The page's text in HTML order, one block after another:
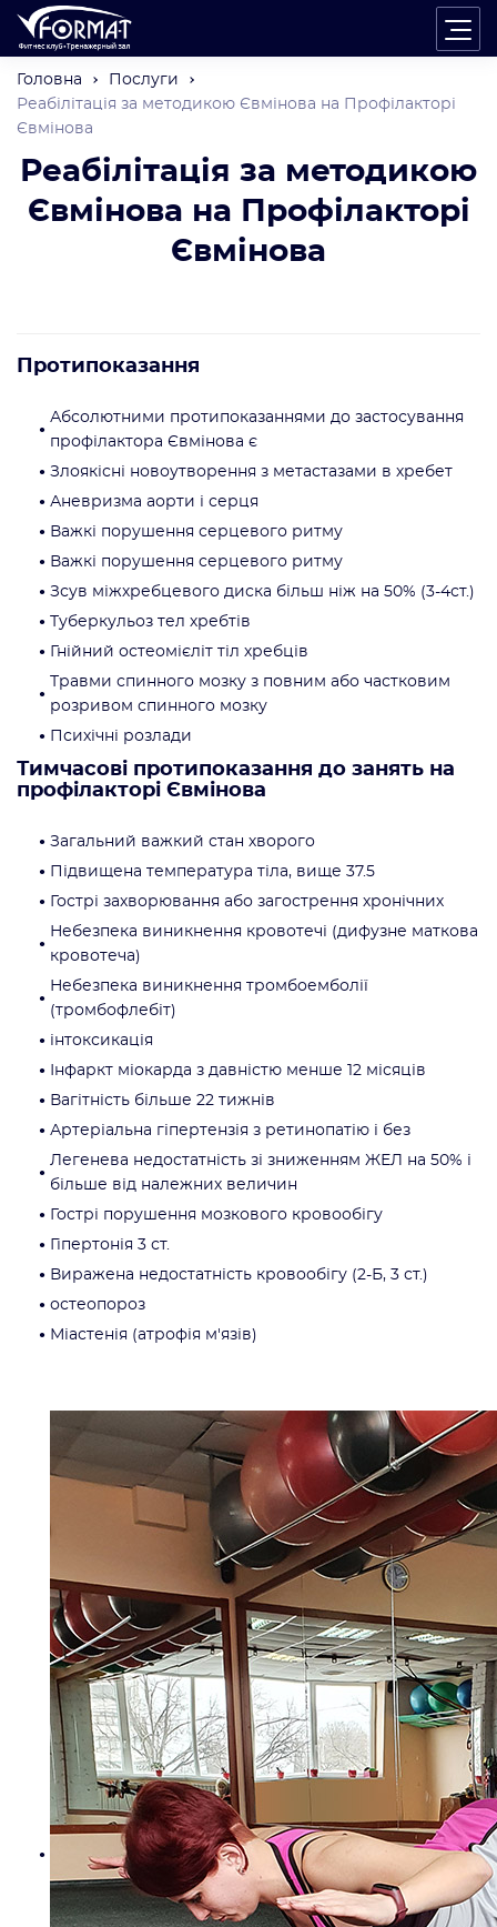
Головна
Послуги
Реабілітація за методикою Євмінова на Профілакторі
Євмінова
Реабілітація за методикою
Євмінова на Профілакторі
Євмінова
Протипоказання
Абсолютними протипоказаннями до застосування
профілактора Євмінова є
Злоякісні новоутворення з метастазами в хребет
Аневризма аорти і серця
Важкі порушення серцевого ритму
Важкі порушення серцевого ритму
Зсув міжхребцевого диска більш ніж на 50% (3-4ст.)
Туберкульоз тел хребтів
Гнійний остеомієліт тіл хребців
Травми спинного мозку з повним або частковим
розривом спинного мозку
Психічні розлади
Тимчасові протипоказання до занять на
профілакторі Євмінова
Загальний важкий стан хворого
Підвищена температура тіла, вище 37.5
Гострі захворювання або загострення хронічних
Небезпека виникнення кровотечі (дифузне маткова
кровотеча)
Небезпека виникнення тромбоемболії
(тромбофлебіт)
інтоксикація
Інфаркт міокарда з давністю менше 12 місяців
Вагітність більше 22 тижнів
Артеріальна гіпертензія з ретинопатію і без
Легенева недостатність зі зниженням ЖЕЛ на 50% і
більше від належних величин
Гострі порушення мозкового кровообігу
Гіпертонія 3 ст.
Виражена недостатність кровообігу (2-Б, 3 ст.)
остеопороз
Міастенія (атрофія м'язів)